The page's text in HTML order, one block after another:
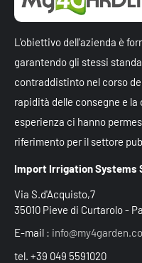
L'obiettivo dell'azienda è
garantendo gli stessi
contraddistinto nel corso
rapidità delle consegne e
esperienza ci hanno
riferimento per il settore
Import Irrigation Systems
Via S.d'Acquisto,7
35010 Pieve di Curtarolo -
E-mail :
tel. +39 049 5591020